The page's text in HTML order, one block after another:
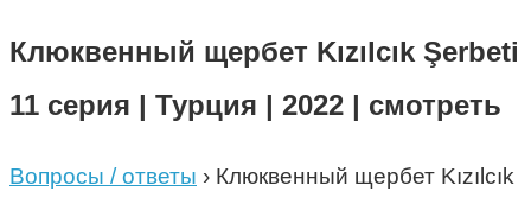
Клюквенный щербет Kızılcık Şerbeti
11 серия | Турция | 2022 | смотреть
Вопросы / ответы › Клюквенный щербет Kızılcık